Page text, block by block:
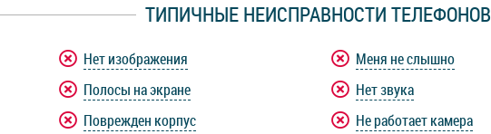
ТИПИЧНЫЕ НЕИСПРАВНОСТИ ТЕЛЕФОНОВ
Нет изображения
Полосы на экране
Поврежден корпус
Меня не слышно
Нет звука
Не работает камера